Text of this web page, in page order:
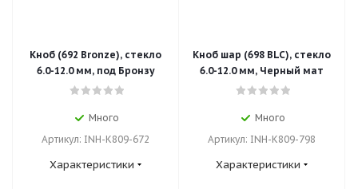
Кноб (692 Bronze), стекло
6.0-12.0 мм, под Бронзу
Много
Артикул: INH-K809-672
Характеристики
Кноб шар (698 BLC), стекло
6.0-12.0 мм, Черный мат
Много
Артикул: INH-K809-798
Характеристики